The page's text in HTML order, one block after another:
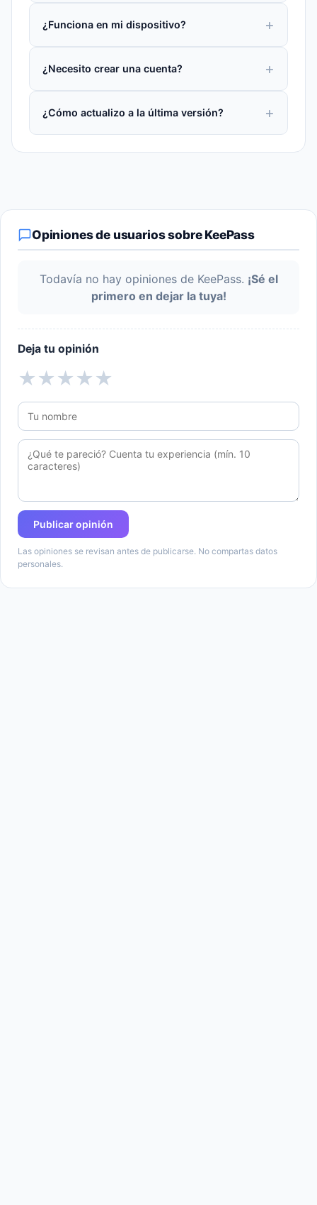
¿Funciona en mi dispositivo?
¿Necesito crear una cuenta?
¿Cómo actualizo a la última versión?
Opiniones de usuarios sobre KeePass
Todavía no hay opiniones de KeePass. ¡Sé el
primero en dejar la tuya!
Deja tu opinión
★
★
★
★
★
Publicar opinión
Las opiniones se revisan antes de publicarse. No compartas datos
personales.